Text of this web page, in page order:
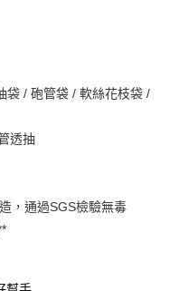
會自動跳轉到大哥付的交易
款截止日，確認付款後即完
核未通過，訂單將自動取
哥付你分期系統評分，恕無
於每月結算日後寄送繳費提
下簡稱本公司）所提供，讓
單繳交帳款。
係目的，商店將以您的個人
帳。
跳轉至「AFTEE先享後付」
成結帳。
的連結，可透過四大超商／
交易完成。
為有效，需透過AFTEE先享
袋 / 砲管袋 / 軟絲花枝袋 /
透抽
，通過SGS檢驗無毒